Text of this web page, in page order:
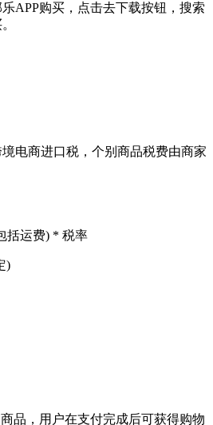
APP购买，点击去下载按钮，搜索
电商进口税，个别商品税费由商家
括运费) * 税率
)
品，用户在支付完成后可获得购物